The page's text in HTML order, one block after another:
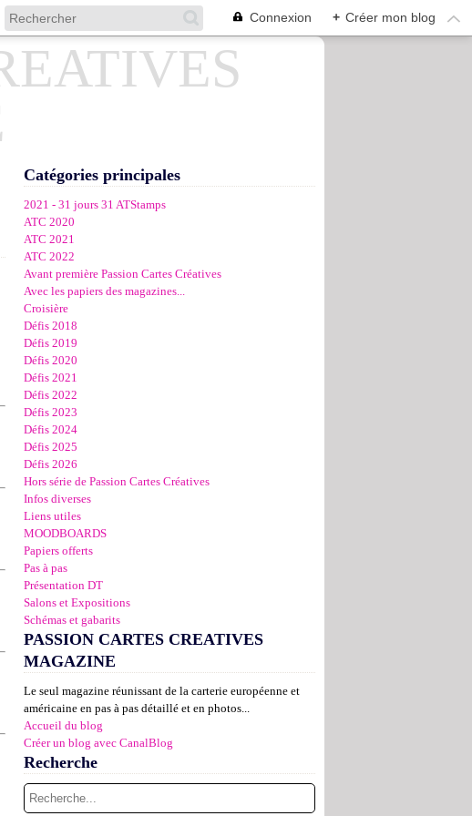
Connexion + Créer mon blog
Catégories principales
2021 - 31 jours 31 ATStamps
ATC 2020
ATC 2021
ATC 2022
Avant première Passion Cartes Créatives
Avec les papiers des magazines...
Croisière
Défis 2018
Défis 2019
Défis 2020
Défis 2021
Défis 2022
Défis 2023
Défis 2024
Défis 2025
Défis 2026
Hors série de Passion Cartes Créatives
Infos diverses
Liens utiles
MOODBOARDS
Papiers offerts
Pas à pas
Présentation DT
Salons et Expositions
Schémas et gabarits
PASSION CARTES CREATIVES
MAGAZINE
Le seul magazine réunissant de la carterie européenne et
américaine en pas à pas détaillé et en photos...
Accueil du blog
Créer un blog avec CanalBlog
Recherche